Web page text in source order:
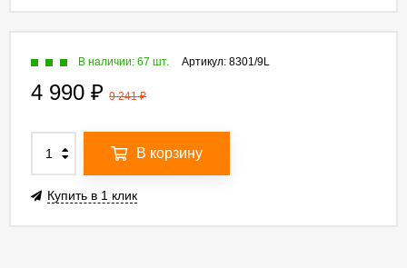
Артикул: 8301/9L
В наличии: 67 шт.
4 990 ₽ 9 241₽
В корзину
Купить в 1 клик